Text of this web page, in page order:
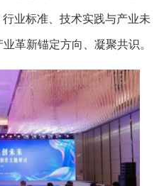
业标准、技术实践与产业未
革新锚定方向、凝聚共识。